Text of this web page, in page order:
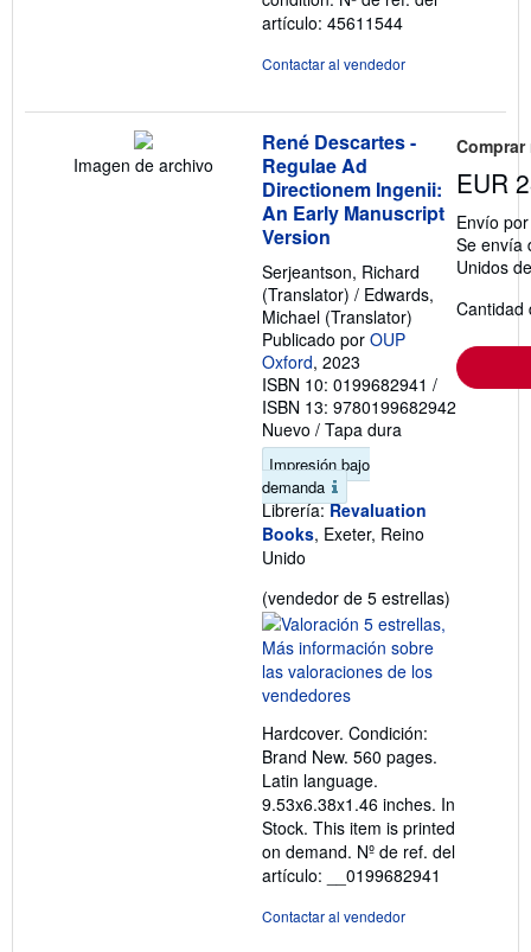
artículo: 45611544
Contactar al vendedor
Imagen de archivo
René Descartes -
Regulae Ad
Directionem Ingenii:
An Early Manuscript
Version
Serjeantson, Richard
(Translator) / Edwards,
Michael (Translator)
Publicado por OUP
Oxford, 2023
ISBN 10: 0199682941 /
ISBN 13: 9780199682942
Nuevo / Tapa dura
Impresión bajo
demanda
Librería: Revaluation
Books, Exeter, Reino
Unido
(vendedor de 5 estrellas)
Hardcover. Condición:
Brand New. 560 pages.
Latin language.
9.53x6.38x1.46 inches. In
Stock. This item is printed
on demand. Nº de ref. del
artículo: __0199682941
Contactar al vendedor
EUR
Envío
Se envía
Unidos
Cantidad